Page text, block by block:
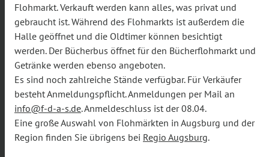
Flohmarkt. Verkauft werden kann alles, was privat und
gebraucht ist. Während des Flohmarkts ist außerdem die
Halle geöffnet und die Oldtimer können besichtigt
werden. Der Bücherbus öffnet für den Bücherflohmarkt und
Getränke werden ebenso angeboten.
Es sind noch zahlreiche Stände verfügbar. Für Verkäufer
besteht Anmeldungspflicht. Anmeldungen per Mail an
info@f-d-a-s.de. Anmeldeschluss ist der 08.04.
Eine große Auswahl von Flohmärkten in Augsburg und der
Region finden Sie übrigens bei Regio Augsburg.